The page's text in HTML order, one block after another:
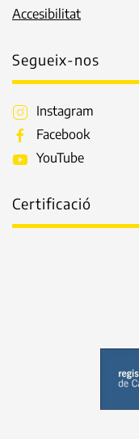
Accesibilitat
Segueix-nos
Instagram
Facebook
YouTube
Certificació